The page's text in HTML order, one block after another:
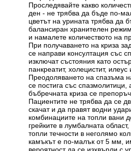
Проследявайте какво
ден - не трябва да бъде по-
цветът на урината трябва да
балансиран хранителен
и намалете количеството на
При получаването на криза
се направи консултация със
изключат състояния като
панкреатит, холецистит, илеус
Преодоляването на спазъма
се постига със
бъбречната криза се
Пациентите не трябва да се
скачат и да правят водни
комбинациите на топли вани
грейките в лумбалната
топли течности в неголямо
камъкът е по-малък от 5 мм,
вероятност да се изхвърли с